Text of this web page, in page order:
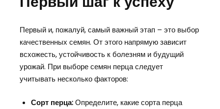
Первый и, пожалуй, самый важный этап – это выбор
качественных семян. От этого напрямую зависит
всхожесть, устойчивость к болезням и будущий
урожай. При выборе семян перца следует
учитывать несколько факторов:
Сорт перца:Определите, какие сорта перца